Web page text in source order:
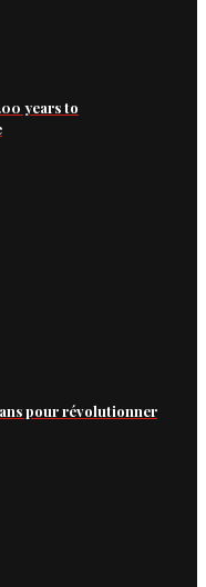
years to
pour révolutionner